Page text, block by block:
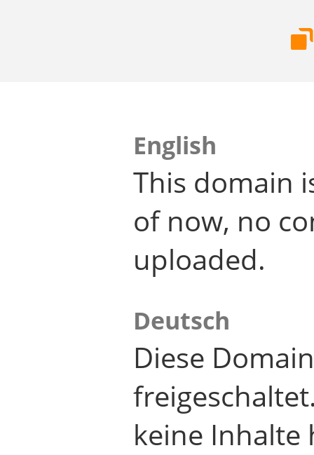
English
This domain
of now, no
uploaded.
Deutsch
Diese
keine Inhalte